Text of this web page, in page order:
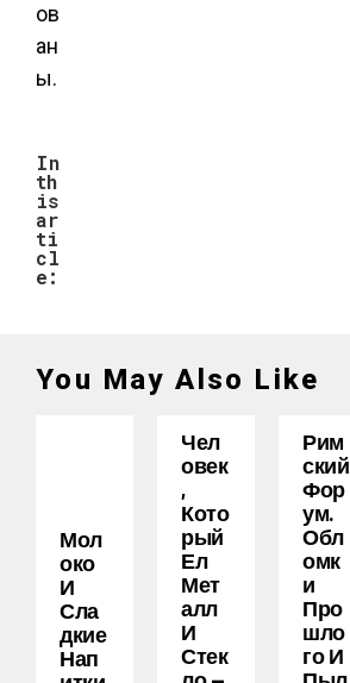
ов
ан
ы.
In
th
is
ar
ti
cl
e:
You May Also Like
Мол
Око
И
Сла
Дкие
Нап
Чел
Овек
,
Кото
Рый
Ел
Мет
Алл
И
Стек
Рим
Ский
Фор
Ум.
Обл
Омк
И
Про
Шло
Го И